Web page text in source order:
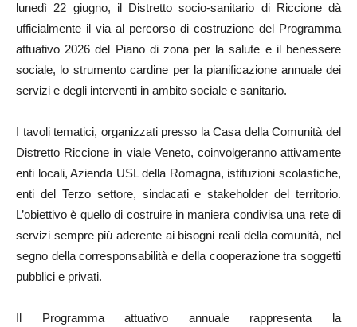
lunedì 22 giugno, il Distretto socio-sanitario di Riccione dà
ufficialmente il via al percorso di costruzione del Programma
attuativo 2026 del Piano di zona per la salute e il benessere
sociale, lo strumento cardine per la pianificazione annuale dei
servizi e degli interventi in ambito sociale e sanitario.
I tavoli tematici, organizzati presso la Casa della Comunità del
Distretto Riccione in viale Veneto, coinvolgeranno attivamente
enti locali, Azienda USL della Romagna, istituzioni scolastiche,
enti del Terzo settore, sindacati e stakeholder del territorio.
L’obiettivo è quello di costruire in maniera condivisa una rete di
servizi sempre più aderente ai bisogni reali della comunità, nel
segno della corresponsabilità e della cooperazione tra soggetti
pubblici e privati.
Il Programma attuativo annuale rappresenta la